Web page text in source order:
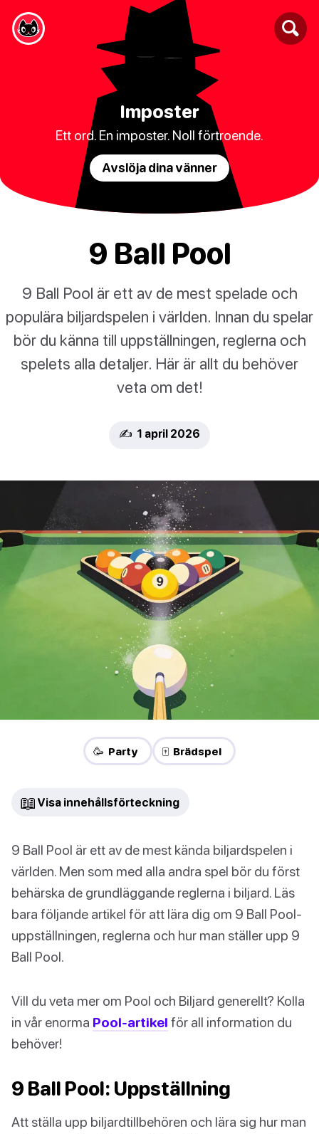
Imposter
Ett ord. En imposter. Noll förtroende.
Avslöja dina vänner
9 Ball Pool
9 Ball Pool är ett av de mest spelade och
populära biljardspelen i världen. Innan du spelar
bör du känna till uppställningen, reglerna och
spelets alla detaljer. Här är allt du behöver
veta om det!
✍️ 1 april 2026
🥳 Party 🀄 Brädspel
📖 Visa innehållsförteckning
9 Ball Pool är ett av de mest kända biljardspelen i
världen. Men som med alla andra spel bör du först
behärska de grundläggande reglerna i biljard. Läs
bara följande artikel för att lära dig om 9 Ball Pool-
uppställningen, reglerna och hur man ställer upp 9
Ball Pool.
Vill du veta mer om Pool och Biljard generellt? Kolla
in vår enorma Pool-artikel för all information du
behöver!
9 Ball Pool: Uppställning
Att ställa upp biljardtillbehören och lära sig hur man